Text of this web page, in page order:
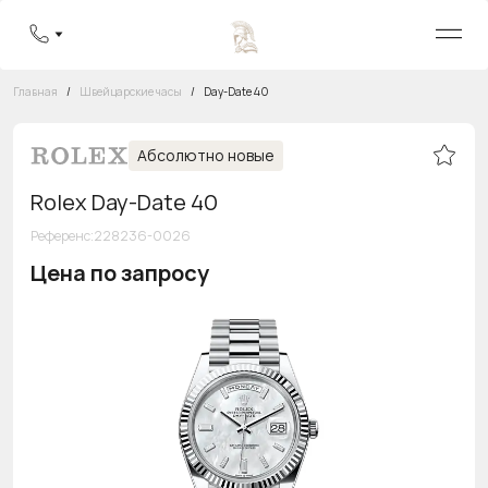
Бесплатная горячая линия8 800 555-95-99
Главная / Швейцарские часы / Day-Date 40
Абсолютно новые
Rolex Day-Date 40
Референс:228236-0026
Цена по запросу